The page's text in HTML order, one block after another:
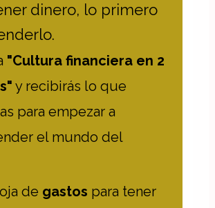
dinero, lo primero
"Cultura financiera en 2
y recibirás lo que
para empezar a
el mundo del
de gastos para tener